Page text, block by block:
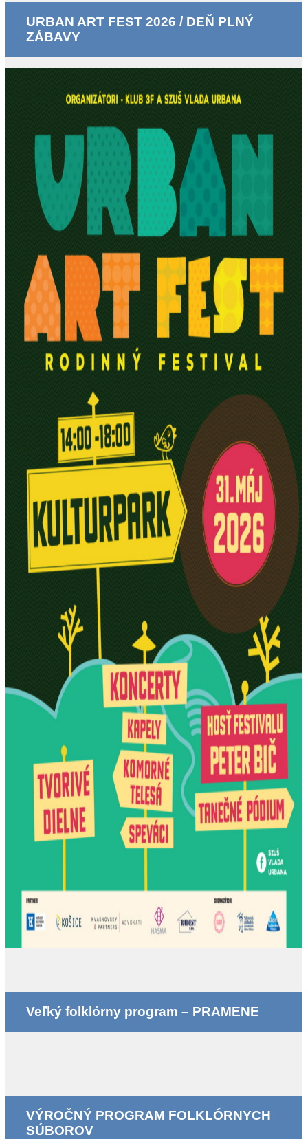
URBAN ART FEST 2026 / DEŇ PLNÝ
ZÁBAVY
Veľký folklórny program – PRAMENE
VÝROČNÝ PROGRAM FOLKLÓRNYCH
SÚBOROV